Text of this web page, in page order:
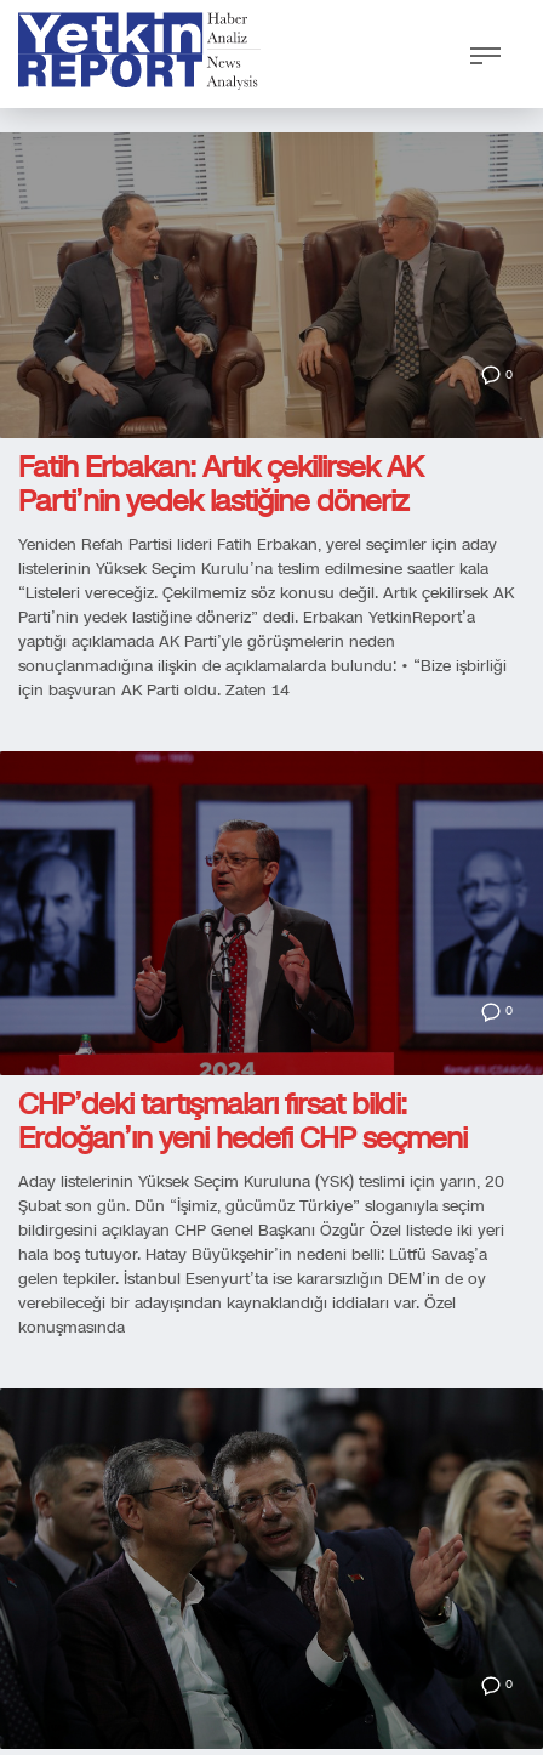
0
Fatih Erbakan: Artık çekilirsek AK
Parti’nin yedek lastiğine döneriz
Yeniden Refah Partisi lideri Fatih Erbakan, yerel seçimler için aday
listelerinin Yüksek Seçim Kurulu’na teslim edilmesine saatler kala
“Listeleri vereceğiz. Çekilmemiz söz konusu değil. Artık çekilirsek AK
Parti’nin yedek lastiğine döneriz” dedi. Erbakan YetkinReport’a
yaptığı açıklamada AK Parti’yle görüşmelerin neden
sonuçlanmadığına ilişkin de açıklamalarda bulundu: • “Bize işbirliği
için başvuran AK Parti oldu. Zaten 14
0
CHP’deki tartışmaları fırsat bildi:
Erdoğan’ın yeni hedefi CHP seçmeni
Aday listelerinin Yüksek Seçim Kuruluna (YSK) teslimi için yarın, 20
Şubat son gün. Dün “İşimiz, gücümüz Türkiye” sloganıyla seçim
bildirgesini açıklayan CHP Genel Başkanı Özgür Özel listede iki yeri
hala boş tutuyor. Hatay Büyükşehir’in nedeni belli: Lütfü Savaş’a
gelen tepkiler. İstanbul Esenyurt’ta ise kararsızlığın DEM’in de oy
verebileceği bir adayışından kaynaklandığı iddiaları var. Özel
konuşmasında
0